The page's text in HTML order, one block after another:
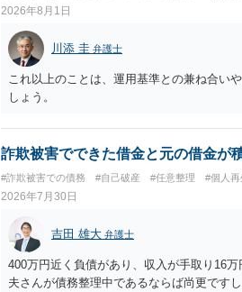
2026年8月1日
川添 圭 弁護士
これ以上のことは、運用基準との兼ね合い
しょう。
詐欺被害でできた借金と元の借金が
#詐欺被害での債務 #自己破産 #任意整理 #個人再
2026年7月30日
吉田 雄大 弁護士
400万円近く負債があり、収入が手取り16
夫さんが債務整理中であるならば尚更です